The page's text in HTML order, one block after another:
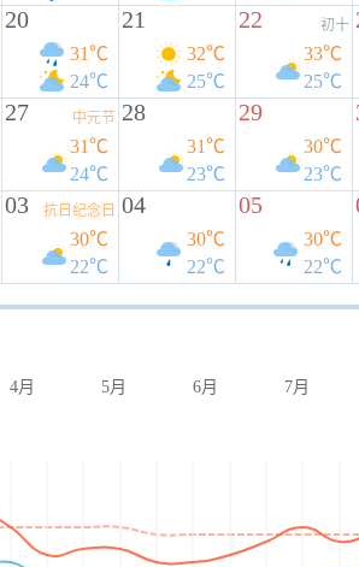
20
31℃
24℃
21
32℃
25℃
22 初十
33℃
25℃
27 中元节
31℃
24℃
28
31℃
23℃
29
30℃
23℃
03 抗日纪念日
30℃
22℃
04
30℃
22℃
05
30℃
22℃
4月 5月 6月 7月